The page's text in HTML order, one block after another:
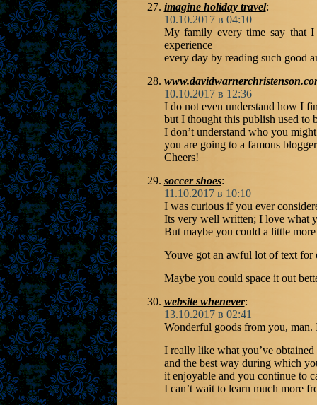
imagine holiday travel:
10.10.2017 в 04:10
My family every time say that
experience
every day by reading such good
10.10.2017 в 12:36
I do not even understand how I
but I thought this publish used to
I don’t understand who you
you are going to a famous
Cheers!
soccer shoes:
11.10.2017 в 10:10
I was curious if you ever
Its very well written; I love what
But maybe you could a little
Youve got an awful lot of text
Maybe you could space it out
website whenever:
13.10.2017 в 02:41
Wonderful goods from you, man.
I really like what you’ve
and the best way during which
it enjoyable and you continue to
I can’t wait to learn much more